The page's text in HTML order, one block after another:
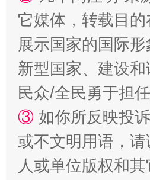
扯下公款旅游的“隐身衣”
它媒体，转载目
展示国家的国际
新型国家、建设
民众/全民勇于担
③ 如你所反映投
或不文明用语，
人或单位版权和